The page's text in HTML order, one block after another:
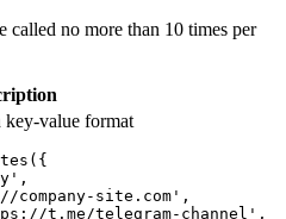
no more than 10 times per
value format
company-site.com',
t.me/telegram-channel',